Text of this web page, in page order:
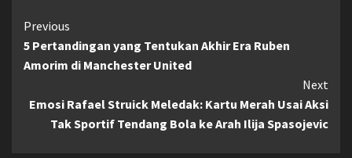
Continue
Reading
Previous
5 Pertandingan yang Tentukan Akhir Era Ruben
Amorim di Manchester United
Next
Emosi Rafael Struick Meledak: Kartu Merah Usai Aksi
Tak Sportif Tendang Bola ke Arah Ilija Spasojevic